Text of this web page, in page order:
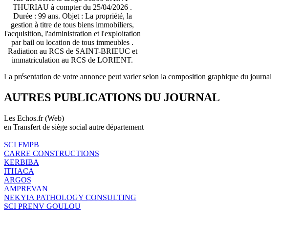
THURIAU à compter du 25/04/2026 .
Durée : 99 ans. Objet : La propriété, la
gestion à titre de tous biens immobiliers,
l'acquisition, l'administration et l'exploitation
par bail ou location de tous immeubles .
Radiation au RCS de SAINT-BRIEUC et
immatriculation au RCS de LORIENT.
La présentation de votre annonce peut varier selon la composition graphique du journal
AUTRES PUBLICATIONS DU JOURNAL
Les Echos.fr (Web)
en Transfert de siège social autre département
SCI FMPB
CARRE CONSTRUCTIONS
KERBIBA
ITHACA
ARGOS
AMPREVAN
NEKYIA PATHOLOGY CONSULTING
SCI PRENV GOULOU